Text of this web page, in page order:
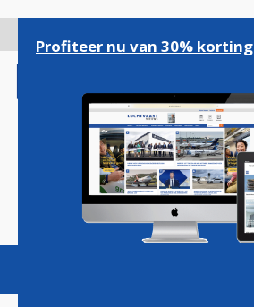
gaan
Magazine Podcasts
Profiteer nu van 30% korting